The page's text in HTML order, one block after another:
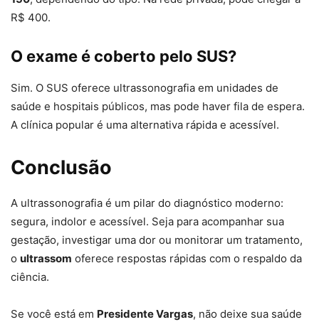
R$ 400.
O exame é coberto pelo SUS?
Sim. O SUS oferece ultrassonografia em unidades de
saúde e hospitais públicos, mas pode haver fila de espera.
A clínica popular é uma alternativa rápida e acessível.
Conclusão
A ultrassonografia é um pilar do diagnóstico moderno:
segura, indolor e acessível. Seja para acompanhar sua
gestação, investigar uma dor ou monitorar um tratamento,
o ultrassom oferece respostas rápidas com o respaldo da
ciência.
Se você está em Presidente Vargas, não deixe sua saúde